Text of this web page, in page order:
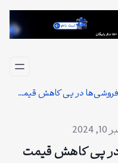
رشد خرید خرده‌فروشی‌ها در پی کاهش قیمت بیت‌کوین به ۹۴.۳K دلار
پی کاهش قیمت